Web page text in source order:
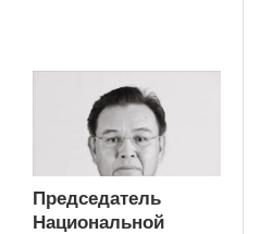
Председатель
Национальной